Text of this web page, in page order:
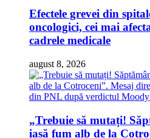
Efectele grevei din
oncologici, cei mai
cadrele medicale
august 8, 2026
„Trebuie să mutați!
iasă fum alb de la